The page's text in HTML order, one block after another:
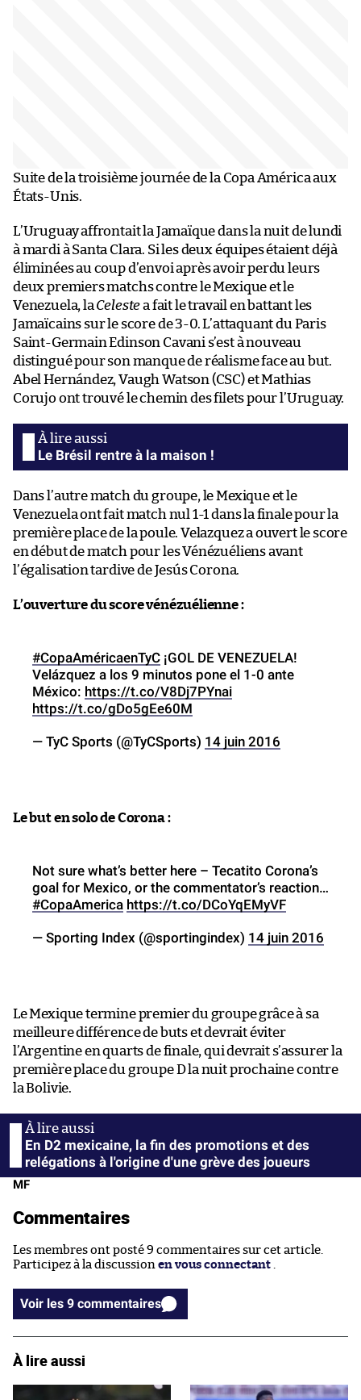
Suite de la troisième journée de la Copa América aux
États-Unis.
L’Uruguay affrontait la Jamaïque dans la nuit de lundi
à mardi à Santa Clara. Si les deux équipes étaient déjà
éliminées au coup d’envoi après avoir perdu leurs
deux premiers matchs contre le Mexique et le
Venezuela, la Celestea fait le travail en battant les
Jamaïcains sur le score de 3-0. L’attaquant du Paris
Saint-Germain Edinson Cavani s’est à nouveau
distingué pour son manque de réalisme face au but.
Abel Hernández, Vaugh Watson (CSC) et Mathias
Corujo ont trouvé le chemin des filets pour l’Uruguay.
Le Brésil rentre à la maison !
Dans l’autre match du groupe, le Mexique et le
Venezuela ont fait match nul 1-1 dans la finale pour la
première place de la poule. Velazquez a ouvert le score
en début de match pour les Vénézuéliens avant
l’égalisation tardive de Jesús Corona.
L’ouverture du score vénézuélienne :
#CopaAméricaenTyC ¡GOL DE VENEZUELA!
Velázquez a los 9 minutos pone el 1-0 ante
México: https://t.co/V8Dj7PYnai
https://t.co/gDo5gEe60M
— TyC Sports (@TyCSports) 14 juin 2016
Le but en solo de Corona :
Not sure what’s better here – Tecatito Corona’s
goal for Mexico, or the commentator’s reaction…
#CopaAmerica https://t.co/DCoYqEMyVF
— Sporting Index (@sportingindex) 14 juin 2016
Le Mexique termine premier du groupe grâce à sa
meilleure différence de buts et devrait éviter
l’Argentine en quarts de finale, qui devrait s’assurer la
première place du groupe D la nuit prochaine contre
la Bolivie.
En D2 mexicaine, la fin des promotions et des
relégations à l'origine d'une grève des joueurs
MF
Commentaires
Les membres ont posté 9 commentaires sur cet article.
Participez à la discussion en vous connectant
Voir les 9 commentaires
À lire aussi